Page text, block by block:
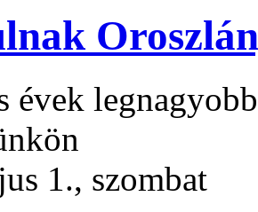
évek
1., szombat